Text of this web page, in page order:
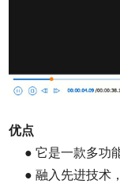
优点
● 它是一款多功
● 融入先进技术